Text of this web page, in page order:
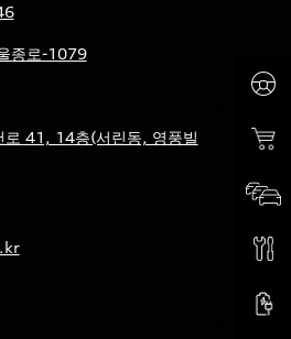
종로-1079
로 41, 14층(서린동, 영풍빌